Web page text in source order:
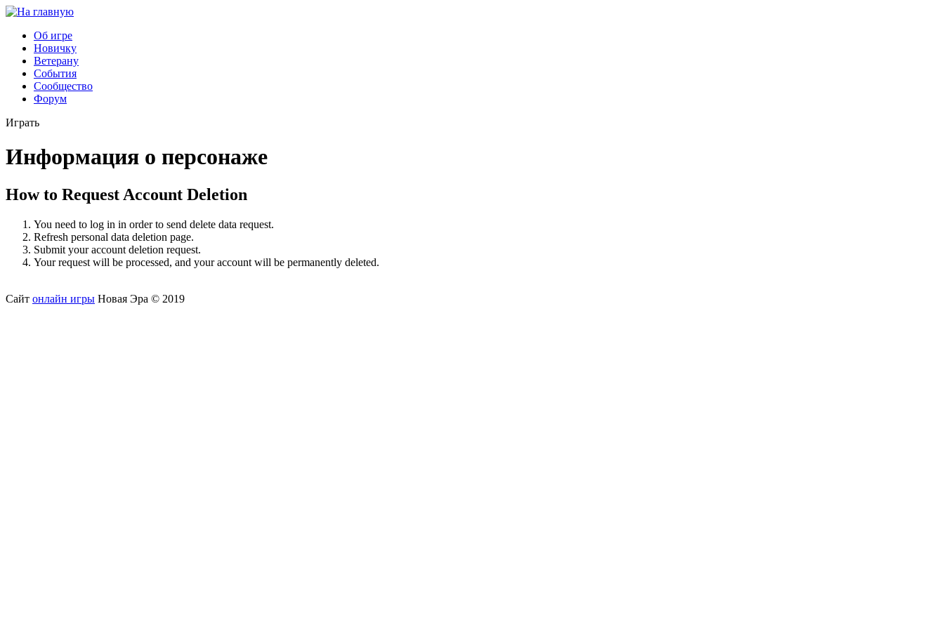
Об игре
Новичку
Ветерану
События
Сообщество
Форум
Играть
Информация о персонаже
How to Request Account Deletion
You need to log in in order to send delete data request.
Refresh personal data deletion page.
Submit your account deletion request.
Your request will be processed, and your account will be permanently deleted.
Сайт онлайн игры Новая Эра © 2019